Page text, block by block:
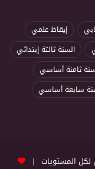
إيقاظ علمي
السنة ثالثة إبتدائي
ثامنة أساسي
سابعة أساسي